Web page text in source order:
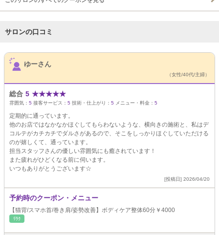
サロンの口コミ
サロンPick Up
ゆーさん
（女性/40代/主婦）
総合 5 ★★★★★
雰囲気： 5 接客サービス： 5 技術・仕上がり： 5 メニュー・料金： 5
定期的に通っています。
他のお店ではなかなかほぐしてもらわないような、横向きの施術と、私はデ
コルテがカチカチでダルさがあるので、そこをしっかりほぐしていただける
のが嬉しくて、通っています。
担当スタッフさんの優しい雰囲気にも癒されています！
また疲れがひどくなる前に伺います。
いつもありがとうございます☆
[投稿日] 2026/04/20
予約時のクーポン・メニュー
【猫背/スマホ首/巻き肩/姿勢改善】ボディケア整体60分￥4000
ﾘﾗｸ